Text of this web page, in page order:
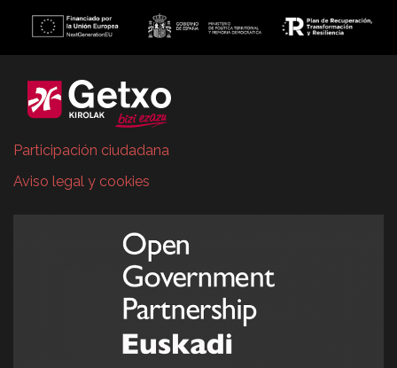
Participación ciudadana
Aviso legal y cookies